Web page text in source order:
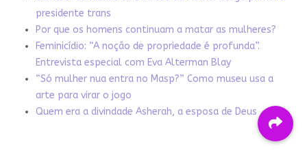
presidente trans
Por que os homens continuam a matar as mulheres?
Feminicídio: “A noção de propriedade é profunda”.
Entrevista especial com Eva Alterman Blay
“Só mulher nua entra no Masp?” Como museu usa a
arte para virar o jogo
Quem era a divindade Asherah, a esposa de Deus